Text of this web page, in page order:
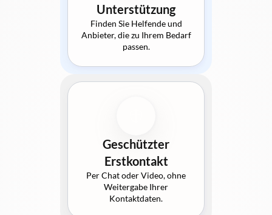
Unterstützung
Finden Sie Helfende und
Anbieter, die zu Ihrem Bedarf
passen.
Geschützter
Erstkontakt
Per Chat oder Video, ohne
Weitergabe Ihrer
Kontaktdaten.